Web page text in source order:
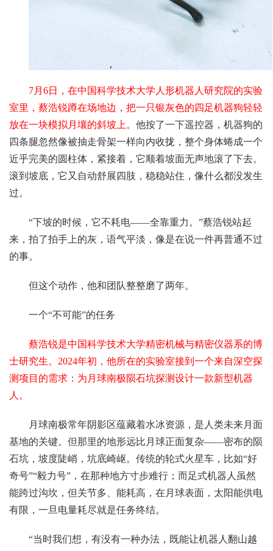
7月6日，在中国科学技术大学人形机器人研究院的实验
室里，蔡浩锐蹲在场地边，把一只银灰色的四足机器狗轻轻
放在一块模拟月壤的斜坡上。 他按了一下遥控器，机器狗的
四条腿忽然像被抽走骨架一样向内收拢，整个身体蜷成一个
近乎完美的圆柱体，紧接着，它顺着坡面无声地滚了下去。
滚到坡底，它又自动舒展四肢，稳稳站住，像什么都没发生
过。
“下坡的时候，它不耗电——全靠重力。”蔡浩锐站起
来，拍了拍手上的灰，语气平淡，像是在说一件再普通不过
的事。
但这个动作，他和团队整整磨了两年。
一个“不可能”的任务
蔡浩锐是中国科学技术大学精密机械与精密仪器系的博
士研究生。2024年初，他所在的实验室接到一个来自深空探
测项目的需求：为月球南极陨石坑探测设计一款新型机器
人。
月球南极常年阴影区蕴藏着水冰资源，是人类未来月面
基地的关键。但那里的地形远比月球正面复杂——密布的陨
石坑，坡度陡峭，坑底崎岖。传统的轮式火星车，比如“好
奇号”“毅力号”，在那种地方寸步难行；而足式机器人虽然
能跨过沟坎，但关节多、能耗高，在月球表面，太阳能供电
有限，一旦电量耗尽就是任务终结。
“当时我们想，有没有一种办法，既能让机器人翻山越